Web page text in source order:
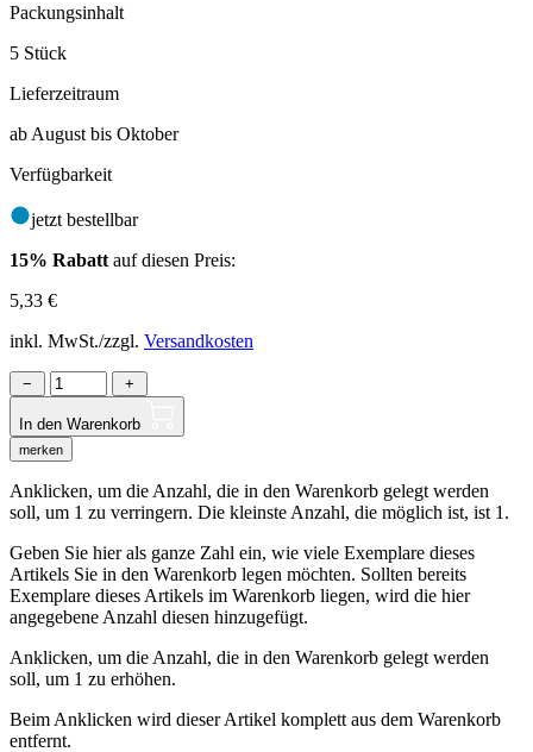
Packungsinhalt
5 Stück
Lieferzeitraum
ab August bis Oktober
Verfügbarkeit
jetzt bestellbar
15% Rabatt auf diesen Preis:
5,33 €
inkl. MwSt./zzgl. Versandkosten
− +
In den Warenkorb
merken
Anklicken, um die Anzahl, die in den Warenkorb gelegt werden
soll, um 1 zu verringern. Die kleinste Anzahl, die möglich ist, ist 1.
Geben Sie hier als ganze Zahl ein, wie viele Exemplare dieses
Artikels Sie in den Warenkorb legen möchten. Sollten bereits
Exemplare dieses Artikels im Warenkorb liegen, wird die hier
angegebene Anzahl diesen hinzugefügt.
Anklicken, um die Anzahl, die in den Warenkorb gelegt werden
soll, um 1 zu erhöhen.
Beim Anklicken wird dieser Artikel komplett aus dem Warenkorb
entfernt.